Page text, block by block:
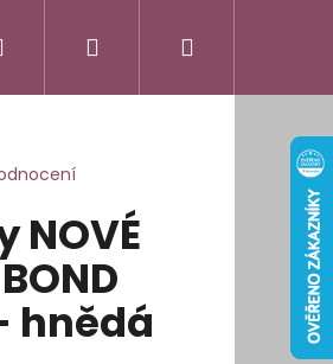
Informace pro vás
Přihlášení
NOVÉ
hnědá